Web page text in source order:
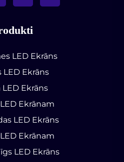
LED Ekrāns
LED Ekrāns
Ekrāns
Ekrānam
LED Ekrāns
Ekrānam
LED Ekrāns